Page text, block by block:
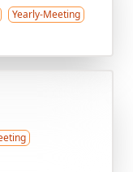
Yearly-Meeting